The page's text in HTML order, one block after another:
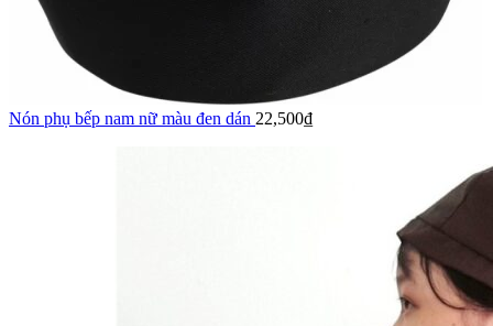
Nón phụ bếp nam nữ màu đen dán 22,500₫